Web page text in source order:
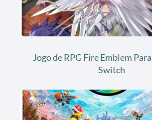
Jogo de RPG Fire Emblem
Switch